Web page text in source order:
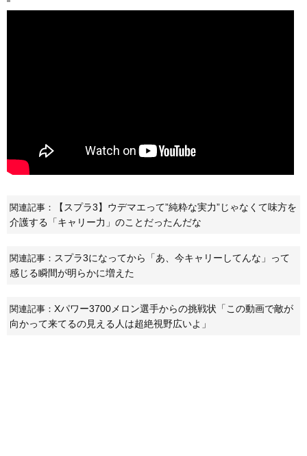
関連記事：
【スプラ3】ウデマエって”純粋な実力”じゃなくて味方を
介護する「キャリー力」のことだったんだな
関連記事： スプラ3になってから「あ、今キャリーしてんな」って
感じる瞬間が明らかに増えた
関連記事： Xパワー3700メロン選手からの挑戦状「この動画で敵が
向かって来てるの見える人は超絶視野広いよ」